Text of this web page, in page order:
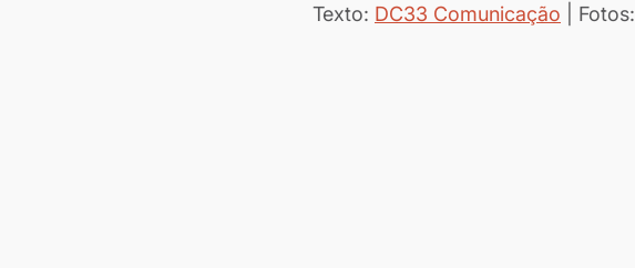
Texto: DC33 Comunicação | Fotos: